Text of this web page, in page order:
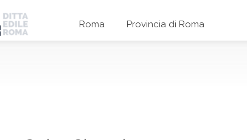
Roma Provincia di Roma